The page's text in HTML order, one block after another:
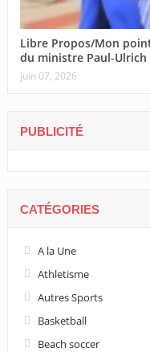
Libre Propos/Mon
du ministre Paul-Ulrich
juin 07, 2026
PUBLICITÉ
CATÉGORIES
A la Une
Athletisme
Autres Sports
Basketball
Beach soccer